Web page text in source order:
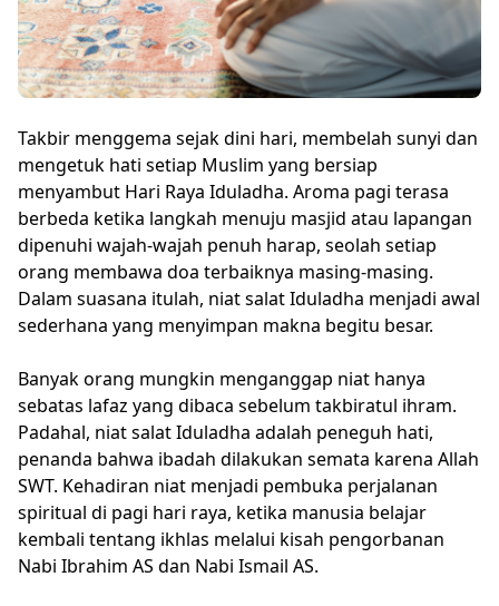
Takbir menggema sejak dini hari, membelah sunyi dan
mengetuk hati setiap Muslim yang bersiap
menyambut Hari Raya Iduladha. Aroma pagi terasa
berbeda ketika langkah menuju masjid atau lapangan
dipenuhi wajah-wajah penuh harap, seolah setiap
orang membawa doa terbaiknya masing-masing.
Dalam suasana itulah, niat salat Iduladha menjadi awal
sederhana yang menyimpan makna begitu besar.
Banyak orang mungkin menganggap niat hanya
sebatas lafaz yang dibaca sebelum takbiratul ihram.
Padahal, niat salat Iduladha adalah peneguh hati,
penanda bahwa ibadah dilakukan semata karena Allah
SWT. Kehadiran niat menjadi pembuka perjalanan
spiritual di pagi hari raya, ketika manusia belajar
kembali tentang ikhlas melalui kisah pengorbanan
Nabi Ibrahim AS dan Nabi Ismail AS.